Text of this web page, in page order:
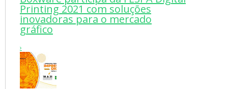
Printing 2021 com soluções
inovadoras para o mercado
gráfico
›